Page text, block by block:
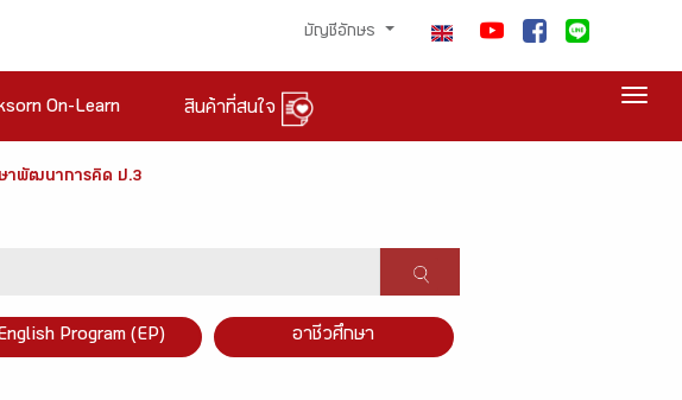
บัญชีอักษร
On-Learn สินค้าที่สนใจ
าพัฒนาการคิด ป.3
Program (EP) อาชีวศึกษา